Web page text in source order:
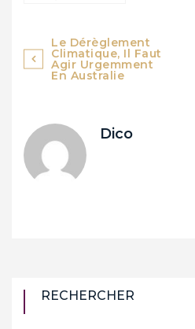
consommation
de stupéfiants
en France ?
Navigation
de
Le Dérèglement
Climatique, Il Faut
Agir Urgemment
En Australie
Dico
RECHERCHER